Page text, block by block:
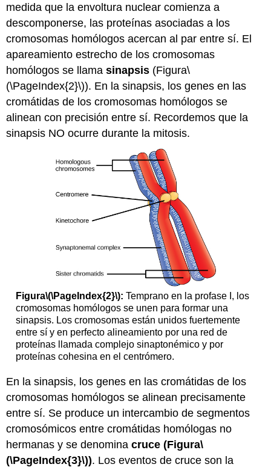
medida que la envoltura nuclear comienza a
descomponerse, las proteínas asociadas a los
cromosomas homólogos acercan al par entre sí. El
apareamiento estrecho de los cromosomas
homólogos se llamasinapsis (Figura\
(\PageIndex{2}\)). En la sinapsis, los genes en las
cromátidas de los cromosomas homólogos se
alinean con precisión entre sí. Recordemos que la
sinapsis NO ocurre durante la mitosis.
Figura\(\PageIndex{2}\): Temprano en la profase I, los
cromosomas homólogos se unen para formar una
sinapsis. Los cromosomas están unidos fuertemente
entre sí y en perfecto alineamiento por una red de
proteínas llamada complejo sinaptonémico y por
proteínas cohesina en el centrómero.
En la sinapsis, los genes en las cromátidas de los
cromosomas homólogos se alinean precisamente
entre sí. Se produce un intercambio de segmentos
cromosómicos entre cromátidas homólogas no
hermanas y se denominacruce (Figura\
(\PageIndex{3}\)). Los eventos de cruce son la